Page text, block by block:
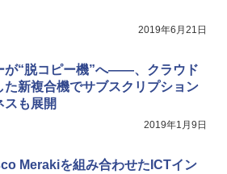
2019年6月21日
が“脱コピー機”へ――、クラウド
た新複合機でサブスクリプション
スも展開
2019年1月9日
Merakiを組み合わせたICTイン